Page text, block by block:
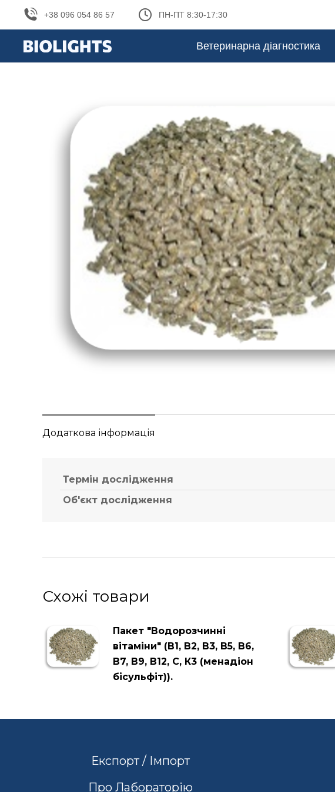
+38 096 054 86 57 ПН-ПТ 8:30-17:30
Ветеринарна діагностика
Додаткова інформація
Термін дослідження
Об'єкт дослідження
Схожі товари
Пакет "Водорозчинні
вітаміни" (В1, В2, В3, В5, В6,
В7, В9, В12, С, К3 (менадіон
бісульфіт)).
Експорт / Імпорт
Про Лабораторію